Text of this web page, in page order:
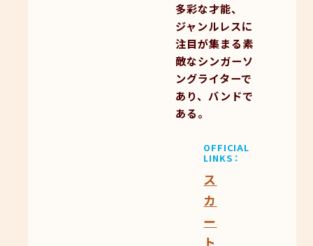
多彩な才能、
ジャンルレスに
注目が集まる素
敵なシンガーソ
ングライターで
あり、バンドで
ある。
OFFICIAL
LINKS
ス
カ
ー
ト